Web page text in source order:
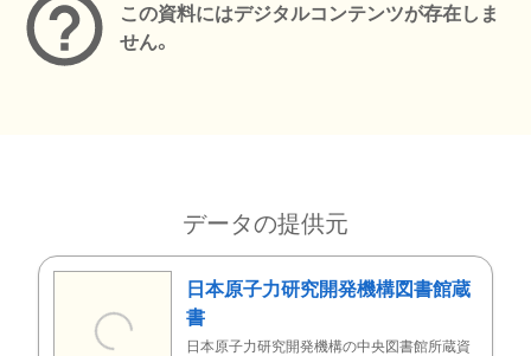
この資料にはデジタルコンテンツが存在しま
せん。
データの提供元
日本原子力研究開発機構図書館蔵
書
日本原子力研究開発機構の中央図書館所蔵資